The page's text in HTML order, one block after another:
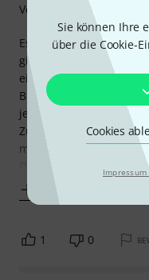
Sie können Ihre
über die Cookie-
Cookies
Impressum
Es ist einfach super!
gibt sehr viele leckere
eingeteilt sind (Big
Biscuits and Cookies,
jeden was dabei!
Zu jedem Rezept gibt
mehr Lust aufs Backen
Die Idee, Backrezepte
Verarbeitung
1 0